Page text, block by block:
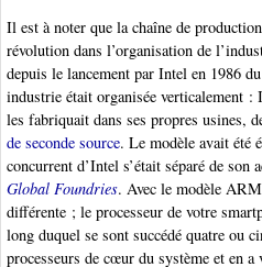
Il est à noter que la chaîne de
révolution dans l’organisation de
depuis le lancement par Intel en 1986
industrie était organisée verticalement :
les fabriquait dans ses propres usines,
de seconde source. Le modèle avait été
concurrent d’Intel s’était séparé de son
Global Foundries. Avec le modèle
différente ; le processeur de votre
long duquel se sont succédé quatre ou
processeurs de cœur du système et en